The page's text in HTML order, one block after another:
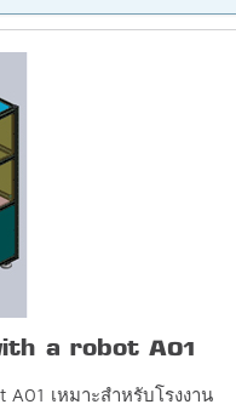
a robot A01
A01 เหมาะสำหรับโรงงาน